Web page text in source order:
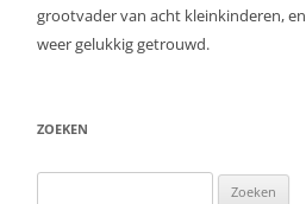
grootvader van acht kleinkinderen, en
weer gelukkig getrouwd.
ZOEKEN